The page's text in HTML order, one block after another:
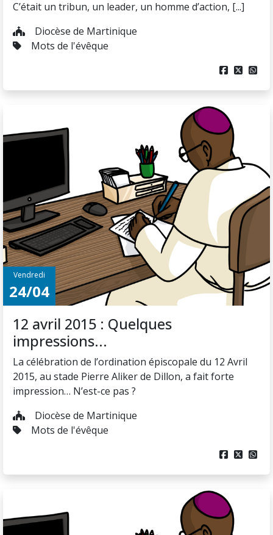
C’était un tribun, un leader, un homme d’action, [...]
Diocèse de Martinique
Mots de l'évêque
  
Vendredi
24/04
12 avril 2015 : Quelques
impressions...
La célébration de l’ordination épiscopale du 12 Avril
2015, au stade Pierre Aliker de Dillon, a fait forte
impression… N’est-ce pas ?
Diocèse de Martinique
Mots de l'évêque
  